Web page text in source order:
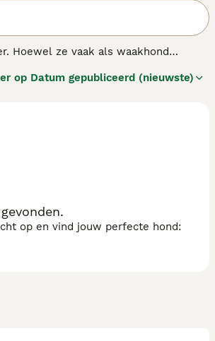
Hoewel ze vaak als waakhond
op Datum gepubliceerd (nieuwste)
op en vind jouw perfecte hond: